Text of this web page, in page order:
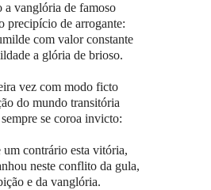
a vanglória de famoso
precipício de arrogante:
com valor constante
a glória de brioso.
vez com modo ficto
do mundo transitória
se coroa invicto:
um contrário esta vitória,
neste conflito da gula,
e da vanglória.